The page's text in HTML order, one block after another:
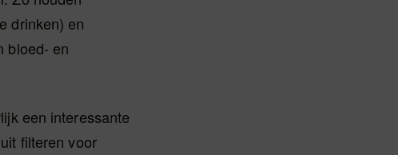
drinken) en
bloed- en
een interessante
filteren voor